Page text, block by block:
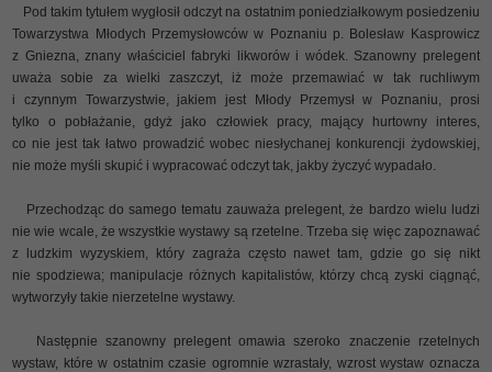
Pod takim tytułem wygłosił odczyt na ostatnim poniedziałkowym posiedzeniu
Towarzystwa Młodych Przemysłowców w Poznaniu p. Bolesław Kasprowicz
z Gniezna, znany właściciel fabryki likworów i wódek. Szanowny prelegent
uważa sobie za wielki zaszczyt, iż może przemawiać w tak ruchliwym
i czynnym Towarzystwie, jakiem jest Młody Przemysł w Poznaniu, prosi
tylko o pobłażanie, gdyż jako człowiek pracy, mający hurtowny interes,
co nie jest tak łatwo prowadzić wobec niesłychanej konkurencji żydowskiej,
nie może myśli skupić i wypracować odczyt tak, jakby życzyć wypadało.
Przechodząc do samego tematu zauważa prelegent, że bardzo wielu ludzi
nie wie wcale, że wszystkie wystawy są rzetelne. Trzeba się więc zapoznawać
z ludzkim wyzyskiem, który zagraża często nawet tam, gdzie go się nikt
nie spodziewa; manipulacje różnych kapitalistów, którzy chcą zyski ciągnąć,
wytworzyły takie nierzetelne wystawy.
Następnie szanowny prelegent omawia szeroko znaczenie rzetelnych
wystaw, które w ostatnim czasie ogromnie wzrastały, wzrost wystaw oznacza